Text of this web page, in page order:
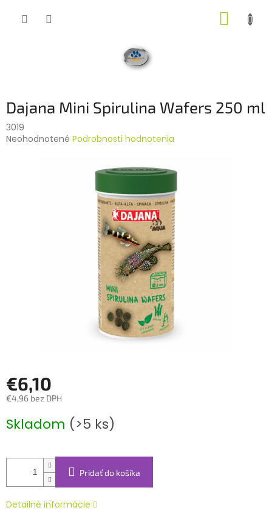
Dajana Mini Spirulina Wafers 250 ml
3019
Priemerné
Neohodnotené Podrobnosti hodnotenia
€6,10
€4,96 bez DPH
cena:
Skladom (>5 ks)
Pridať do košíka
Detailné informácie